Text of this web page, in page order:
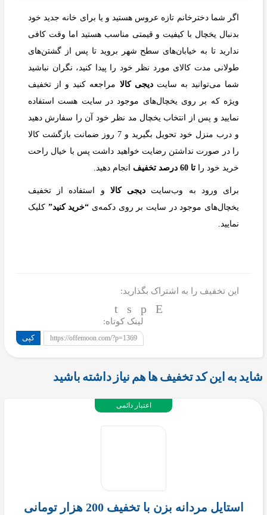
اگر شما دخترخانم تازه عروس هستید و یا برای خانه جدید خود
بدنبال یخچال با کیفیت و قیمتی مناسب هستید اما وقت کافی
ندارید تا به خیابان‌های سطح شهر بروید تا پس از گشتن‌های
طولانی مدت کالای مورد نظر خود را پیدا کنید، نگران نباشید
شما می‌توانید به سایتدیجی‌ کالا مراجعه کنید و از تخفیف
ویژه که بر روی یخچال‌های موجود در سایت هست استفاده
نمایید و پس از انتخاب یخچال مد نظر خود آن را سفارش دهید
و درب منزل خود تحویل بگیرید و 7 روز ضمانت بازگشت کالا
را در صورت نداشتن رضایت خواهید داشت پس با خیال راحت
خرید خود را
تا 60 درصد تخفیف انجام دهید.
برای ورود به وب‌سایت دیجی کالا و استفاده از تخفیف
یخچال‌های موجود در سایت بر روی دکمه‌ی “خرید کنید” کلیک
نمایید.
این تخفیف را به اشتراک بگذارید:
لینک کوتاه:
https://offemoon.com/?p=1369 کپی
شاید به این کد تخفیف ها هم نیاز داشته باشید
استایل مردانه بزن با تخفیف 200 هزار تومانی
اعتبار دائمی